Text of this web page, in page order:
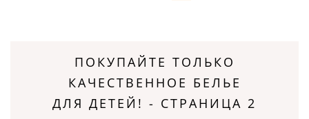
ПОКУПАЙТЕ ТОЛЬКО
КАЧЕСТВЕННОЕ БЕЛЬЕ
ДЛЯ ДЕТЕЙ! - СТРАНИЦА 2